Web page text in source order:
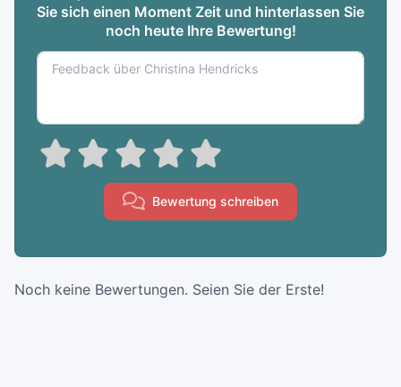
Sie sich einen Moment Zeit und hinterlassen Sie
noch heute Ihre Bewertung!
Bewertung schreiben
Noch keine Bewertungen. Seien Sie der Erste!